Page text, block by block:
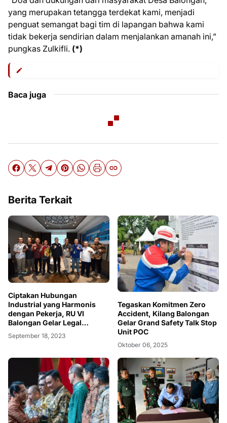
yang merupakan tetangga terdekat kami, menjadi
penguat semangat bagi tim di lapangan bahwa kami
tidak bekerja sendirian dalam menjalankan amanah ini,”
pungkas Zulkifli. (*)
Baca juga
Berita Terkait
Ciptakan Hubungan
Industrial yang Harmonis
dengan Pekerja, RU VI
Balongan Gelar Legal
Preventive Program
September 18, 2023
Tegaskan Komitmen Zero
Accident, Kilang Balongan
Gelar Grand Safety Talk Stop
Unit POC
Oktober 06, 2025